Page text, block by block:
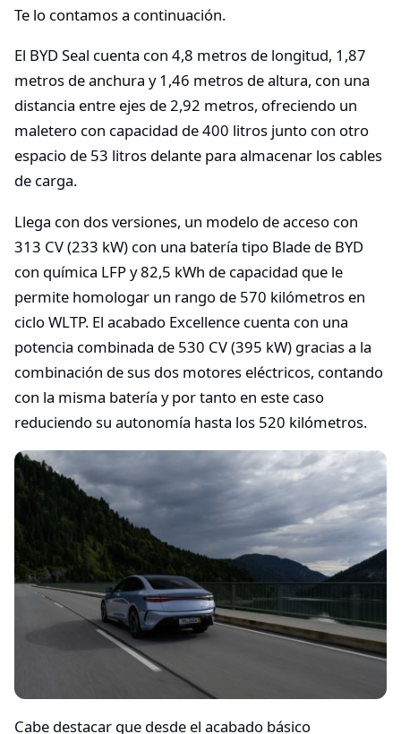
Te lo contamos a continuación.
El BYD Seal cuenta con 4,8 metros de longitud, 1,87
metros de anchura y 1,46 metros de altura, con una
distancia entre ejes de 2,92 metros, ofreciendo un
maletero con capacidad de 400 litros junto con otro
espacio de 53 litros delante para almacenar los cables
de carga.
Llega con dos versiones, un modelo de acceso con
313 CV (233 kW) con una batería tipo Blade de BYD
con química LFP y 82,5 kWh de capacidad que le
permite homologar un rango de 570 kilómetros en
ciclo WLTP. El acabado Excellence cuenta con una
potencia combinada de 530 CV (395 kW) gracias a la
combinación de sus dos motores eléctricos, contando
con la misma batería y por tanto en este caso
reduciendo su autonomía hasta los 520 kilómetros.
Cabe destacar que desde el acabado básico